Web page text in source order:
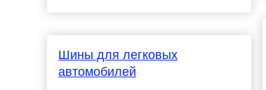
Шины для легковых
автомобилей